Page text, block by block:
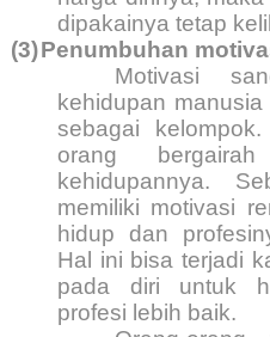
dipakainya tetap
(3)Penumbuhan
Motivasi
kehidupan
sebagai
orang
kehidupannya.
memiliki motivasi
hidup dan
Hal ini bisa terjadi
pada diri untuk
profesi lebih baik.